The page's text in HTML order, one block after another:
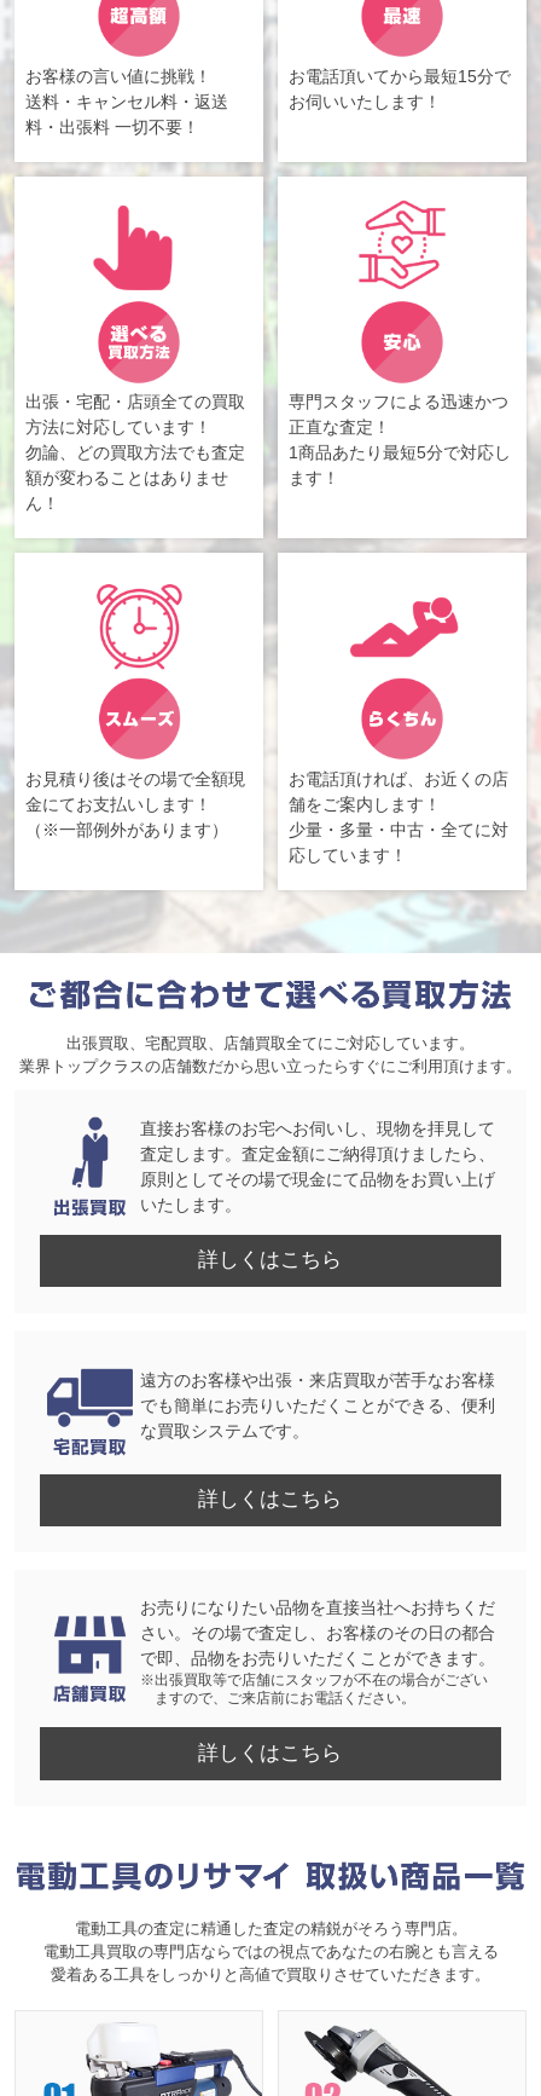
お客様の言い値に挑戦！
送料・キャンセル料・返送
料・出張料 一切不要！
お電話頂いてから最短15分で
お伺いいたします！
出張・宅配・店頭全ての買取
方法に対応しています！
勿論、どの買取方法でも査定
額が変わることはありませ
ん！
専門スタッフによる迅速かつ
正直な査定！
1商品あたり最短5分で対応し
ます！
お見積り後はその場で全額現
金にてお支払いします！
（※一部例外があります）
お電話頂ければ、お近くの店
舗をご案内します！
少量・多量・中古・全てに対
応しています！
出張買取、宅配買取、店舗買取全てにご対応しています。
業界トップクラスの店舗数だから思い立ったらすぐにご利用頂けます。
直接お客様のお宅へお伺いし、現物を拝見して
査定します。査定金額にご納得頂けましたら、
原則としてその場で現金にて品物をお買い上げ
いたします。
詳しくはこちら
遠方のお客様や出張・来店買取が苦手なお客様
でも簡単にお売りいただくことができる、便利
な買取システムです。
詳しくはこちら
お売りになりたい品物を直接当社へお持ちくだ
さい。その場で査定し、お客様のその日の都合
で即、品物をお売りいただくことができます。
※出張買取等で店舗にスタッフが不在の場合がござい
ますので、ご来店前にお電話ください。
詳しくはこちら
電動工具の査定に精通した査定の精鋭がそろう専門店。
電動工具買取の専門店ならではの視点であなたの右腕とも言える
愛着ある工具をしっかりと高値で買取りさせていただきます。